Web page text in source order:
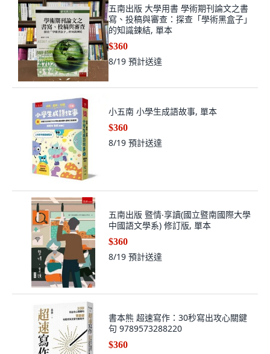
五南出版 大學用書 學術期刊論文之書
寫、投稿與審查：探查「學術黑盒子」
的知識鍊結, 單本
$360
8/19 預計送達
小五南 小學生成語故事, 單本
$360
8/19 預計送達
五南出版 暨情‧享讀(國立暨南國際大學
中國語文學系) 修訂版, 單本
$360
8/19 預計送達
書本熊 超速寫作：30秒寫出攻心關鍵
句 9789573288220
$360